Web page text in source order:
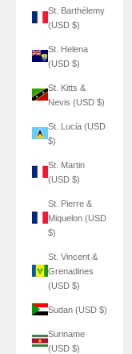
St. Barthélemy
(USD $)
St. Helena
(USD $)
St. Kitts &
Nevis (USD $)
St. Lucia (USD
$)
St. Martin
(USD $)
St. Pierre &
Miquelon (USD
$)
St. Vincent &
Grenadines
(USD $)
Sudan (USD $)
Suriname
(USD $)